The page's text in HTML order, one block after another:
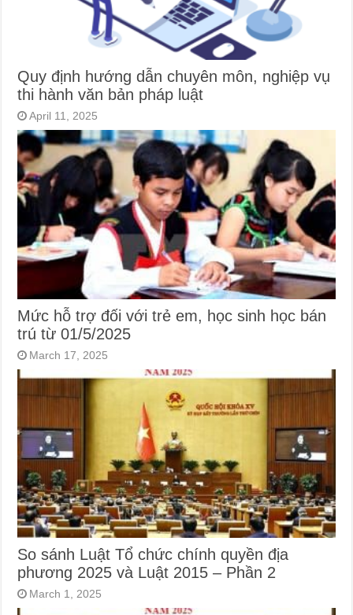
Quy định hướng dẫn chuyên môn, nghiệp vụ
thi hành văn bản pháp luật
April 11, 2025
Mức hỗ trợ đối với trẻ em, học sinh học bán
trú từ 01/5/2025
March 17, 2025
So sánh Luật Tổ chức chính quyền địa
phương 2025 và Luật 2015 – Phần 2
March 1, 2025